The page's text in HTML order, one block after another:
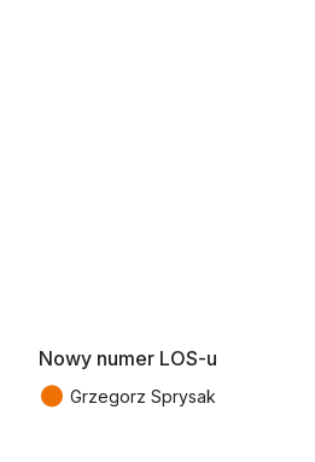
Nowy numer LOS-u
● Grzegorz Sprysak